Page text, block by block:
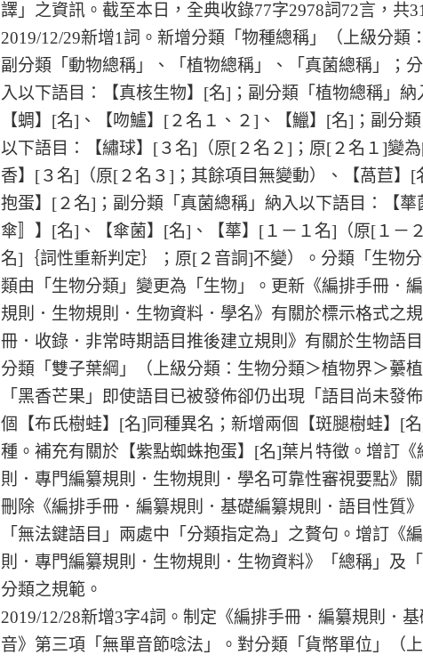
譯」之資訊。截至本日，全典收錄77字2978詞72言，共
2019/12/29新增1詞。新增分類「物種總稱」（上級分類
副分類「動物總稱」、「植物總稱」、「真菌總稱」；
入以下語目：【真核生物】[名]；副分類「植物總稱」納
【蜩】[名]、【吻鱸】[２名１、２]、【鱲】[名]；副分
以下語目：【繡球】[３名]（原[２名２]；原[２名１]變
香】[３名]（原[２名３]；其餘項目無變動）、【萵苣】[
抱蛋】[２名]；副分類「真菌總稱」納入以下語目：【蕐
傘〛】[名]、【傘菌】[名]、【蕐】[１－１名]（原[１－
名]｛詞性重新判定｝；原[２音詷]不變）。分類「生物
類由「生物分類」變更為「生物」。更新《編排手冊．
規則．生物規則．生物資料．學名》有關於標示格式之
冊．收錄．非常時期語目推後建立規則》有關於生物語
分類「雙子葉綱」（上級分類：生物分類＞植物界＞虆
「黑香芒果」即使語目已被發佈卻仍出現「語目尚未發
個【布氏樹蛙】[名]同種異名；新增兩個【斑腿樹蛙】[
種。補充有關於【紫點蜘蛛抱蛋】[名]葉片特徵。增訂《
則．專門編纂規則．生物規則．學名可靠性審視要點》
刪除《編排手冊．編纂規則．基礎編纂規則．語目性質
「無法鍵語目」兩處中「分類指定為」之贅句。增訂《
則．專門編纂規則．生物規則．生物資料》「總稱」及
分類之規範。
2019/12/28新增3字4詞。制定《編排手冊．編纂規則．
音》第三項「無單音節唸法」。對分類「貨幣單位」（